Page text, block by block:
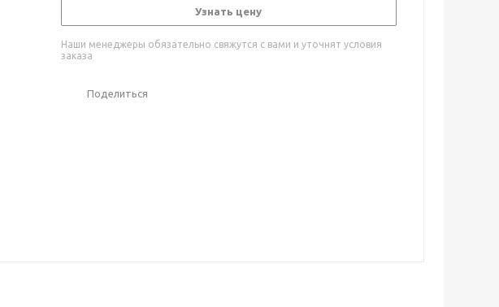
Узнать цену
Наши менеджеры обязательно свяжутся с вами и уточнят условия
заказа
Поделиться